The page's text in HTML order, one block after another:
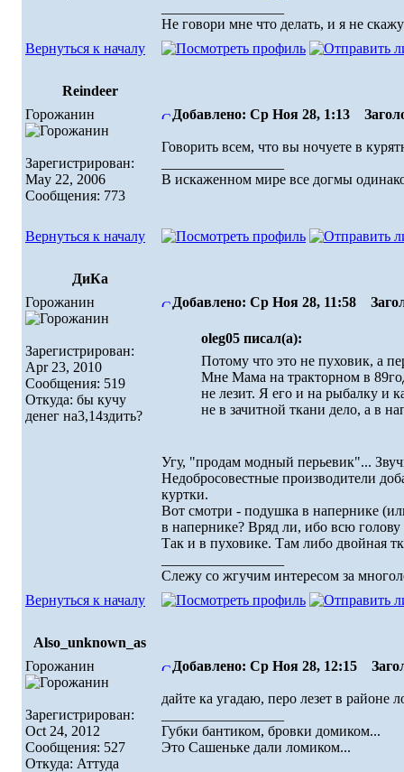
Не говори мне что делать, и я не
Вернуться к началу
Reindeer
Горожанин
Зарегистрирован:
May 22, 2006
Сообщения: 773
Добавлено: Ср Ноя 28, 1:13
Говорить всем, что вы ночуете в
В искаженном миpе все догмы
Вернуться к началу
ДиКа
Горожанин
Зарегистрирован:
Apr 23, 2010
Сообщения: 519
Откуда: бы кучу
денег на3,14здить?
Добавлено: Ср Ноя 28, 11:58
oleg05 писал(а):
Потому что это не пуховик, а
Мне Мама на тракторном в
не лезит. Я его и на рыбалку и
не в зачитной ткани дело, а в
Угу, "продам модный перьевик"...
Недобросовестные производители
куртки.
Вот смотри - подушка в напернике
в напернике? Вряд ли, ибо всю
Так и в пуховике. Там либо двойная
Слежу со жгучим интересом за
Вернуться к началу
Also_unknown_as
Горожанин
Зарегистрирован:
Oct 24, 2012
Сообщения: 527
Откуда: Аттуда
Добавлено: Ср Ноя 28, 12:15
дайте ка угадаю, перо лезет в районе
Губки бантиком, бровки домиком...
Это Сашеньке дали ломиком...